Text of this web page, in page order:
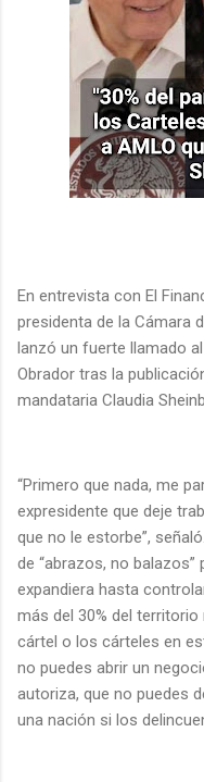
En entrevista con El
presidenta de la Cámara
lanzó un fuerte llamado
Obrador tras la
mandataria Claudia
“Primero que nada, me
expresidente que deje
que no le estorbe”,
de “abrazos, no
expandiera hasta
más del 30% del
cártel o los cárteles en
no puedes abrir un
autoriza, que no puedes
una nación si los